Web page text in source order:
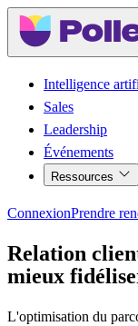
Intelligence
Sales
Leadership
Événements
Ressources
ConnexionPrendre
Relation
mieux
L'optimisation du